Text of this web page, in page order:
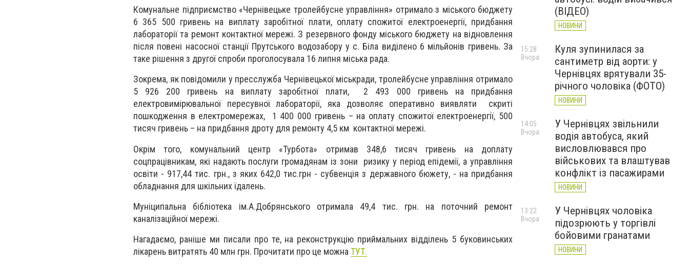
Комунальне підприємство «Чернівецьке тролейбусне управління» отримало з міського бюджету
6 365 500 гривень на виплату заробітної плати, оплату спожитої електроенергії, придбання
лабораторії та ремонт контактної мережі. З резервного фонду міського бюджету на відновлення
після повені насосної станції Прутського водозабору у с. Біла виділено 6 мільйонів гривень. За
таке рішення з другої спроби проголосувала 16 липня міська рада.
Зокрема, як повідомили у пресслужба Чернівецької міськради, тролейбусне управління отримало
5 926 200 гривень на виплату заробітної плати, 2 493 000 гривень на придбання
електровимірювальної пересувної лабораторії, яка дозволяє оперативно виявляти скриті
пошкодження в електромережах, 1 400 000 гривень – на оплату спожитої електроенергії, 500
тисяч гривень – на придбання дроту для ремонту 4,5 км контактної мережі.
Окрім того, комунальний центр «Турбота» отримав 348,6 тисяч гривень на доплату
соцпрацівникам, які надають послуги громадянам із зони ризику у період епідемії, а управління
освіти - 917,44 тис. грн., з яких 642,0 тис.грн - субвенція з державного бюжету, - на придбання
обладнання для шкільних їдалень.
Муніципальна бібліотека ім.А.Добрянського отримала 49,4 тис. грн. на поточний ремонт
каналізаційної мережі.
Нагадаємо, раніше ми писали про те, на реконструкцію приймальних відділень 5 буковинських
лікарень витратять 40 млн грн. Прочитати про це можна ТУТ.
(ВІДЕО)
НОВИНИ
Куля зупинилася за
сантиметр від аорти: у
Чернівцях врятували 35-
річного чоловіка (ФОТО)
НОВИНИ
15:28
Вчора
У Чернівцях звільнили
водія автобуса, який
висловлювався про
військових та влаштував
конфлікт із пасажирами
НОВИНИ
14:05
Вчора
У Чернівцях чоловіка
підозрюють у торгівлі
бойовими гранатами
НОВИНИ
13:22
Вчора